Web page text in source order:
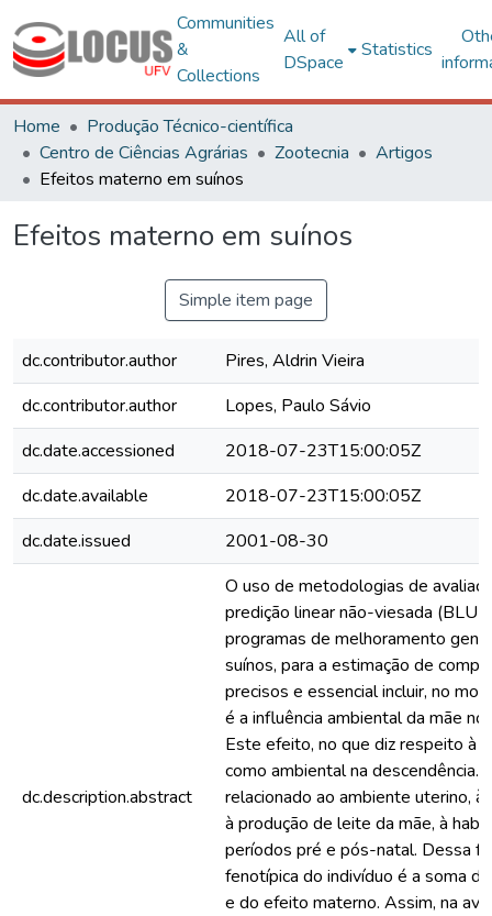
Communities
&
Collections
All of
DSpace
Statistics
Home
Produção Técnico-científica
Centro de Ciências Agrárias
Zootecnia
Artigos
Efeitos materno em suínos
Efeitos materno em suínos
Simple item page
dc.contributor.author
Pires, Aldrin Vieira
dc.contributor.author
Lopes, Paulo Sávio
dc.date.accessioned
2018-07-23T15:00:05Z
dc.date.available
2018-07-23T15:00:05Z
dc.date.issued
2001-08-30
dc.description.abstract
O uso de metodologias de
predição linear não-viesada
programas de melhoramento
suínos, para a estimação de
precisos e essencial incluir, no
é a influência ambiental da mãe
Este efeito, no que diz respeito à
como ambiental na descendência.
relacionado ao ambiente uterino,
à produção de leite da mãe, à
períodos pré e pós-natal. Dessa
fenotípica do indivíduo é a soma
e do efeito materno. Assim, na